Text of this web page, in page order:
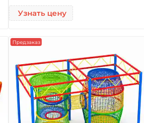
Узнать цену
Предзаказ